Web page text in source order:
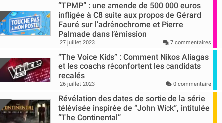
“TPMP” : une amende de 500 000 euros
infligée à C8 suite aux propos de Gérard
Fauré sur l’adrénochrome et Pierre
Palmade dans l’émission
27 juillet 2023 7 commentaires
“The Voice Kids” : Comment Nikos Aliagas
et les coachs réconfortent les candidats
recalés
26 juillet 2023 0 commentaire
Révélation des dates de sortie de la série
télévisée inspirée de “John Wick”, intitulée
“The Continental”